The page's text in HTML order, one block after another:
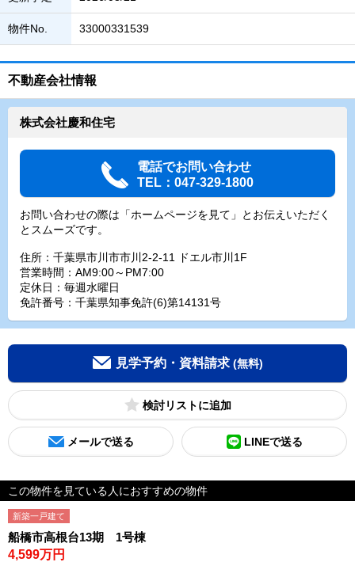
物件No. 33000331539
不動産会社情報
株式会社慶和住宅
電話でお問い合わせ
TEL：047-329-1800
お問い合わせの際は「ホームページを見て」とお伝えいただく
とスムーズです。
住所：千葉県市川市市川2-2-11 ドエル市川1F
営業時間：AM9:00～PM7:00
定休日：毎週水曜日
免許番号：千葉県知事免許(6)第14131号
見学予約・資料請求 (無料)
検討リスト
メールで送る LINEで送る
この物件を見ている人におすすめの物件
新築一戸建て
船橋市高根台13期 1号棟
4,599万円